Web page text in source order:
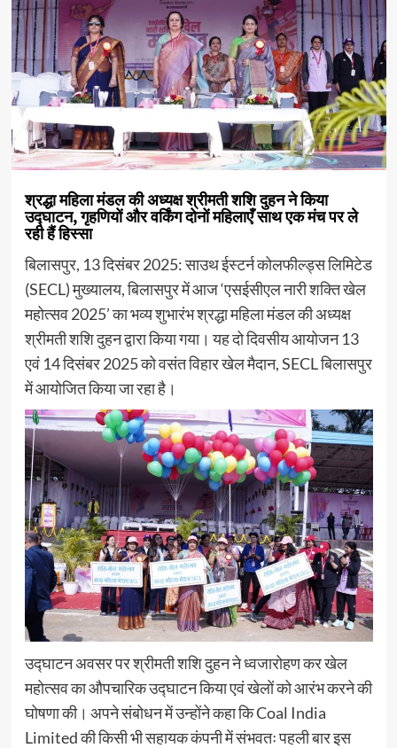
श्रद्धा महिला मंडल की अध्यक्ष श्रीमती शशि दुहन ने किया
उद्घाटन, गृहणियों और वर्किंग दोनों महिलाएँ साथ एक मंच पर ले
रही हैं हिस्सा
बिलासपुर, 13 दिसंबर 2025: साउथ ईस्टर्न कोलफील्ड्स लिमिटेड
(SECL) मुख्यालय, बिलासपुर में आज ‘एसईसीएल नारी शक्ति खेल
महोत्सव 2025’ का भव्य शुभारंभ श्रद्धा महिला मंडल की अध्यक्ष
श्रीमती शशि दुहन द्वारा किया गया। यह दो दिवसीय आयोजन 13
एवं 14 दिसंबर 2025 को वसंत विहार खेल मैदान, SECL बिलासपुर
में आयोजित किया जा रहा है।
उद्घाटन अवसर पर श्रीमती शशि दुहन ने ध्वजारोहण कर खेल
महोत्सव का औपचारिक उद्घाटन किया एवं खेलों को आरंभ करने की
घोषणा की। अपने संबोधन में उन्होंने कहा कि Coal India
Limited की किसी भी सहायक कंपनी में संभवतः पहली बार इस